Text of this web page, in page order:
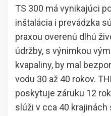
TS 300 má vynikajúci
inštalácia i prevádzka
praxou overenú dlhú
údržby, s výnimkou
kvapaliny, by mal
vodu 30 až 40 rokov.
poskytuje záruku 12
slúži v cca 40 krajinách